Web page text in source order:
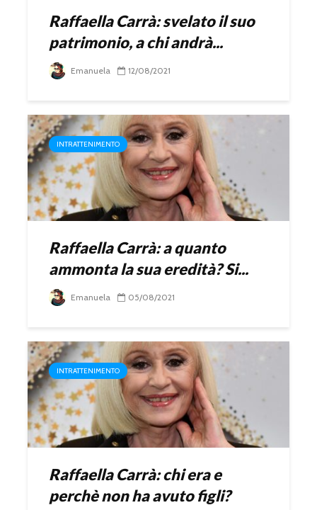
Raffaella Carrà: svelato il suo
patrimonio, a chi andrà...
Emanuela 12/08/2021
INTRATTENIMENTO
Raffaella Carrà: a quanto
ammonta la sua eredità? Si...
Emanuela 05/08/2021
INTRATTENIMENTO
Raffaella Carrà: chi era e
perchè non ha avuto figli?